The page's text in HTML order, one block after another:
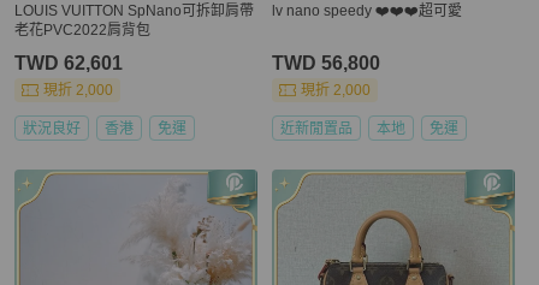
LOUIS VUITTON SpNano可拆卸肩帶
老花PVC2022肩背包
TWD 62,601
現折 2,000
狀況良好 香港 免運
lv nano speedy ❤️❤️❤️超可愛
TWD 56,800
現折 2,000
近新閒置品 本地 免運